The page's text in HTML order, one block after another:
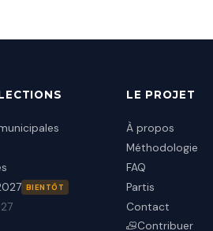
BIENTÔT
LE PROJET
À propos
Méthodologie
FAQ
Partis
Contact
Contribuer